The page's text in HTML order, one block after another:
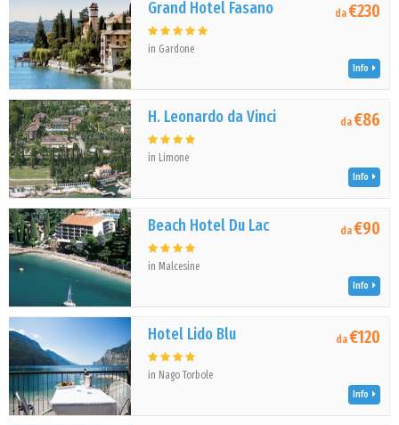
Grand Hotel Fasano
in Gardone
da€230
Info
H. Leonardo da Vinci
in Limone
da€86
Info
Beach Hotel Du Lac
in Malcesine
da€90
Info
Hotel Lido Blu
in Nago Torbole
da€120
Info